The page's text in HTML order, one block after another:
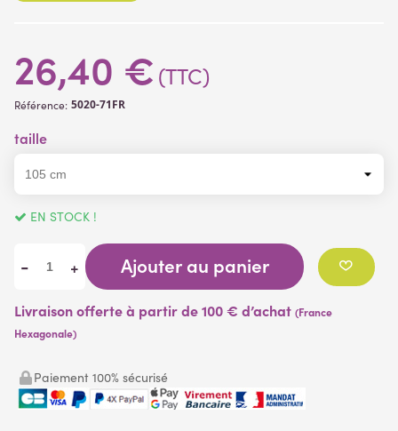
26,40 € (TTC)
Référence: 5020-71FR
taille
EN STOCK !
- + Ajouter au panier
Livraison offerte à partir de 100 € d’achat (France
Hexagonale)
Paiement 100% sécurisé